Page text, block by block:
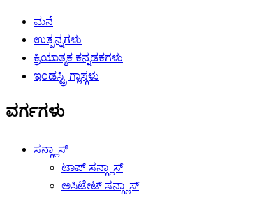
ಮನೆ
ಉತ್ಪನ್ನಗಳು
ಕ್ರಿಯಾತ್ಮಕ ಕನ್ನಡಕಗಳು
ಇಂಡಸ್ಟ್ರಿ ಗ್ಲಾಸ್ಗಳು
ವರ್ಗಗಳು
ಸನ್ಗ್ಲಾಸ್
ಟಾಪ್ ಸನ್ಗ್ಲಾಸ್
ಅಸಿಟೇಟ್ ಸನ್ಗ್ಲಾಸ್